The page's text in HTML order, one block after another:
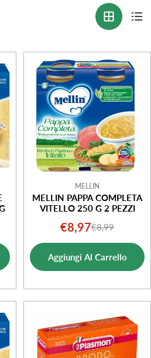
MELLIN
MELLIN PAPPA COMPLETA
VITELLO 250 G 2 PEZZI
Prezzo
di
vendita
€8,97Prezzo
normale
€8,99
Aggiungi Al Carrello